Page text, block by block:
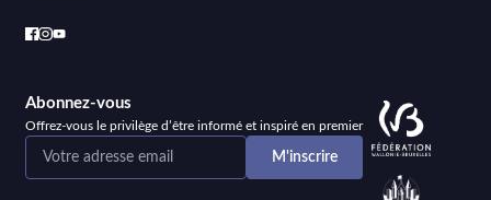
Abonnez-vous
Offrez-vous le privilège d’être informé et inspiré en premier